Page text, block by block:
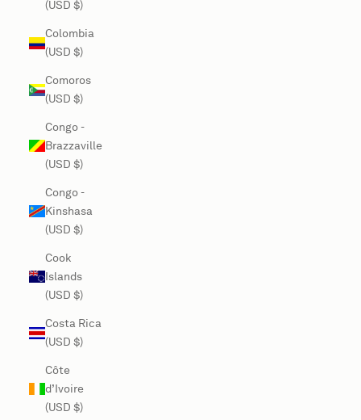
(USD $)
Colombia
(USD $)
Comoros
(USD $)
Congo -
Brazzaville
(USD $)
Congo -
Kinshasa
(USD $)
Cook
Islands
(USD $)
Costa Rica
(USD $)
Côte
d’Ivoire
(USD $)